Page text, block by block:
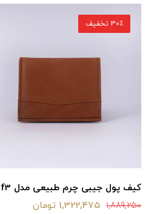
کیف پول جیبی چرم طبیعی مدل f3
1,889,250 1,322,475 تومان
30٪ تخفیف